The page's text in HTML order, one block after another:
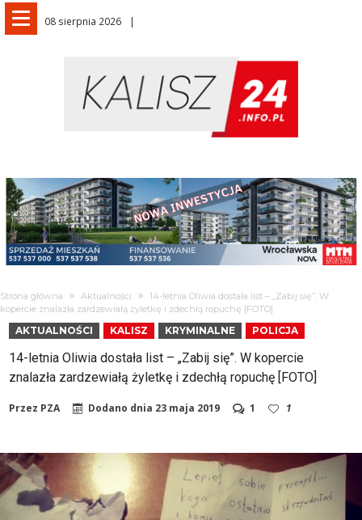
08 sierpnia 2026
Strona główna Aktualności
14-letnia Oliwia dostała list – „Zabij się”. W
kopercie znalazła zardzewiałą żyletkę i zdechłą ropuchę [FOTO]
AKTUALNOŚCI KALISZ KRYMINALNE POLICJA
14-letnia Oliwia dostała list – „Zabij się”. W kopercie
znalazła zardzewiałą żyletkę i zdechłą ropuchę [FOTO]
Przez PZA Dodano dnia 23 maja 2019 1 1